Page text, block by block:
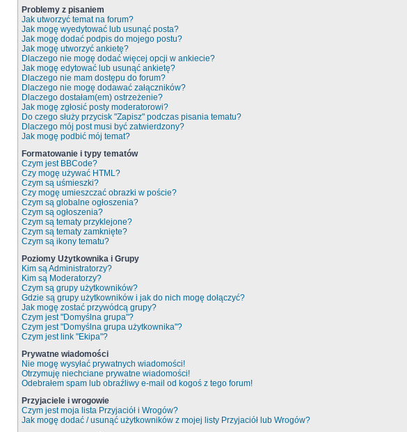
Problemy z pisaniem
Jak utworzyć temat na forum?
Jak mogę wyedytować lub usunąć posta?
Jak mogę dodać podpis do mojego postu?
Jak mogę utworzyć ankietę?
Dlaczego nie mogę dodać więcej opcji w ankiecie?
Jak mogę edytować lub usunąć ankietę?
Dlaczego nie mam dostępu do forum?
Dlaczego nie mogę dodawać załączników?
Dlaczego dostałam(em) ostrzeżenie?
Jak mogę zgłosić posty moderatorowi?
Do czego służy przycisk "Zapisz" podczas pisania tematu?
Dlaczego mój post musi być zatwierdzony?
Jak mogę podbić mój temat?
Formatowanie i typy tematów
Czym jest BBCode?
Czy mogę używać HTML?
Czym są uśmieszki?
Czy mogę umieszczać obrazki w poście?
Czym są globalne ogłoszenia?
Czym są ogłoszenia?
Czym są tematy przyklejone?
Czym są tematy zamknięte?
Czym są ikony tematu?
Poziomy Użytkownika i Grupy
Kim są Administratorzy?
Kim są Moderatorzy?
Czym są grupy użytkowników?
Gdzie są grupy użytkowników i jak do nich mogę dołączyć?
Jak mogę zostać przywódcą grupy?
Czym jest "Domyślna grupa"?
Czym jest "Domyślna grupa użytkownika"?
Czym jest link "Ekipa"?
Prywatne wiadomości
Nie mogę wysyłać prywatnych wiadomości!
Otrzymuję niechciane prywatne wiadomości!
Odebrałem spam lub obraźliwy e-mail od kogoś z tego forum!
Przyjaciele i wrogowie
Czym jest moja lista Przyjaciół i Wrogów?
Jak mogę dodać / usunąć użytkowników z mojej listy Przyjaciół lub Wrogów?